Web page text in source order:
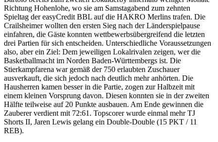
Richtung Hohenlohe, wo sie am Samstagabend zum zehnten
Spieltag der easyCredit BBL auf die HAKRO Merlins trafen. Die
Crailsheimer wollten den ersten Sieg nach der Länderspielpause
einfahren, die Gäste konnten wettbewerbsübergreifend die letzten
drei Partien für sich entscheiden. Unterschiedliche Voraussetzungen
also, aber ein Ziel: Dem jeweiligen Lokalrivalen zeigen, wer die
Basketballmacht im Norden Baden-Württembergs ist. Die
Stierkampfarena war gemäß der 750 erlaubten Zuschauer
ausverkauft, die sich jedoch nach deutlich mehr anhörten. Die
Hausherren kamen besser in die Partie, zogen zur Halbzeit mit
einem kleinen Vorsprung davon. Diesen konnten sie in der zweiten
Hälfte teilweise auf 20 Punkte ausbauen. Am Ende gewinnen die
Zauberer verdient mit 72:61. Topscorer wurde einmal mehr TJ
Shorts II, Jaren Lewis gelang ein Double-Double (15 PKT / 11
REB).